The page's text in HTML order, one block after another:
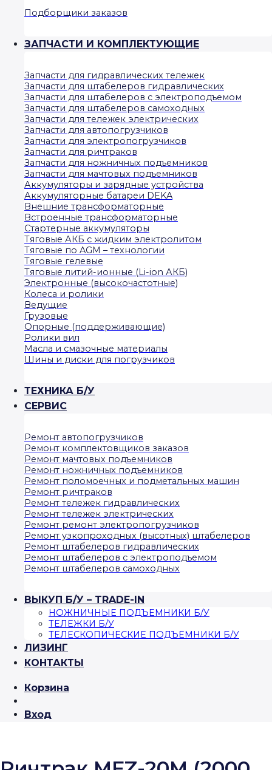
Подборщики заказов
ЗАПЧАСТИ И КОМПЛЕКТУЮЩИЕ
Запчасти для гидравлических тележек
Запчасти для штабелеров гидравлических
Запчасти для штабелеров с электроподъемом
Запчасти для штабелеров самоходных
Запчасти для тележек электрических
Запчасти для автопогрузчиков
Запчасти для электропогрузчиков
Запчасти для ричтраков
Запчасти для ножничных подъемников
Запчасти для мачтовых подъемников
Аккумуляторы и зарядные устройства
Аккумуляторные батареи DEKA
Внешние трансформаторные
Встроенные трансформаторные
Стартерные аккумуляторы
Тяговые АКБ с жидким электролитом
Тяговые по AGM – технологии
Тяговые гелевые
Тяговые литий-ионные (Li-ion АКБ)
Электронные (высокочастотные)
Колеса и ролики
Ведущие
Грузовые
Опорные (поддерживающие)
Ролики вил
Масла и смазочные материалы
Шины и диски для погрузчиков
ТЕХНИКА Б/У
СЕРВИС
Ремонт автопогрузчиков
Ремонт комплектовщиков заказов
Ремонт мачтовых подъемников
Ремонт ножничных подъемников
Ремонт поломоечных и подметальных машин
Ремонт ричтраков
Ремонт тележек гидравлических
Ремонт тележек электрических
Ремонт ремонт электропогрузчиков
Ремонт узкопроходных (высотных) штабелеров
Ремонт штабелеров гидравлических
Ремонт штабелеров с электроподъемом
Ремонт штабелеров самоходных
ВЫКУП Б/У – TRADE-IN
НОЖНИЧНЫЕ ПОДЪЕМНИКИ Б/У
ТЕЛЕЖКИ Б/У
ТЕЛЕСКОПИЧЕСКИЕ ПОДЪЕМНИКИ Б/У
ЛИЗИНГ
КОНТАКТЫ
Корзина
Вход